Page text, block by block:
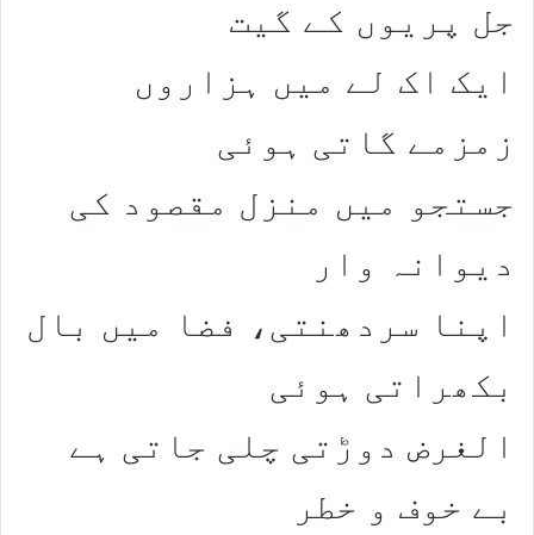
جل پریوں کے گیت
ایک اک لے میں ہزاروں
زمزمے گاتی ہوئی
جستجو میں منزل مقصود کی
دیوانہ وار
اپنا سردھنتی، فضا میں بال
بکھراتی ہوئی
الغرض دوڑتی چلی جاتی ہے
بے خوف و خطر